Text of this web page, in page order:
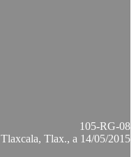
105-RG-08
Tlaxcala, Tlax., a 14/05/2015